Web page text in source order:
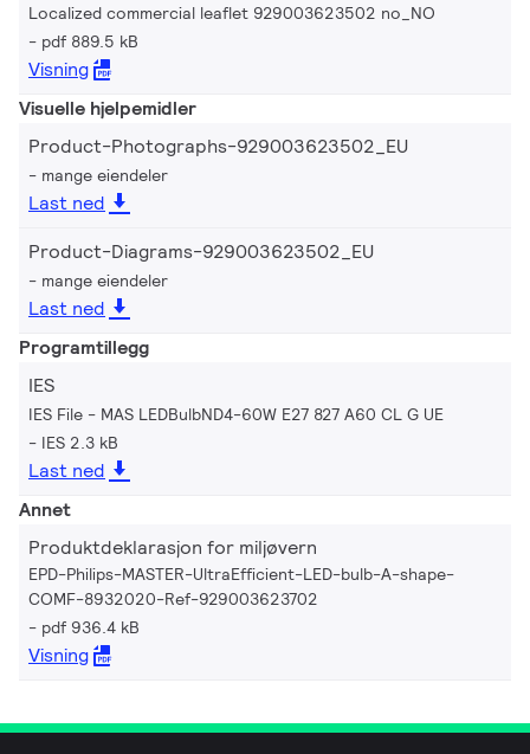
Localized commercial leaflet 929003623502 no_NO
pdf 889.5 kB
Visning
Visuelle hjelpemidler
Product-Photographs-929003623502_EU
mange eiendeler
Last ned
Product-Diagrams-929003623502_EU
mange eiendeler
Last ned
Programtillegg
IES
IES File - MAS LEDBulbND4-60W E27 827 A60 CL G UE
IES 2.3 kB
Last ned
Annet
Produktdeklarasjon for miljøvern
EPD-Philips-MASTER-UltraEfficient-LED-bulb-A-shape-
COMF-8932020-Ref-929003623702
pdf 936.4 kB
Visning